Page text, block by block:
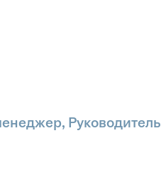
Руководитель